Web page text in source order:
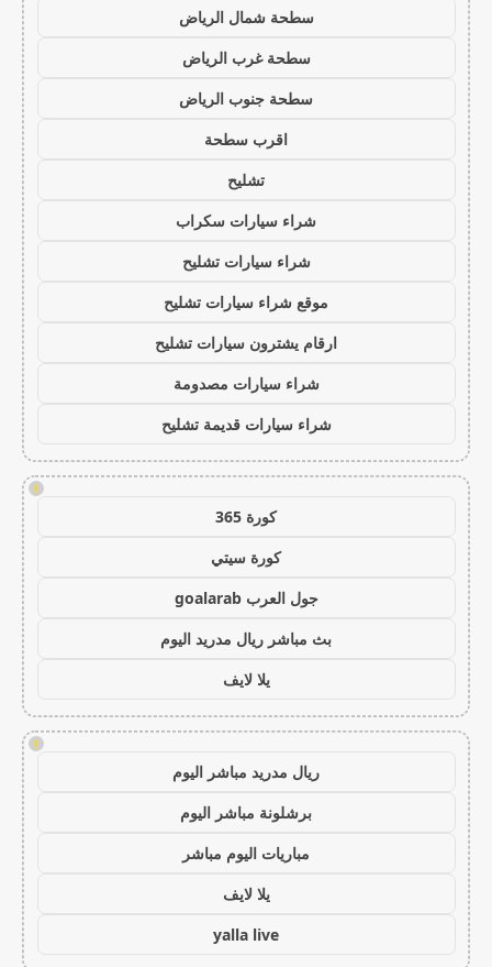
سطحة شمال الرياض
سطحة غرب الرياض
سطحة جنوب الرياض
اقرب سطحة
تشليح
شراء سيارات سكراب
شراء سيارات تشليح
موقع شراء سيارات تشليح
ارقام يشترون سيارات تشليح
شراء سيارات مصدومة
شراء سيارات قديمة تشليح
!
كورة 365
كورة سيتي
جول العرب goalarab
بث مباشر ريال مدريد اليوم
يلا لايف
!
ريال مدريد مباشر اليوم
برشلونة مباشر اليوم
مباريات اليوم مباشر
يلا لايف
yalla live